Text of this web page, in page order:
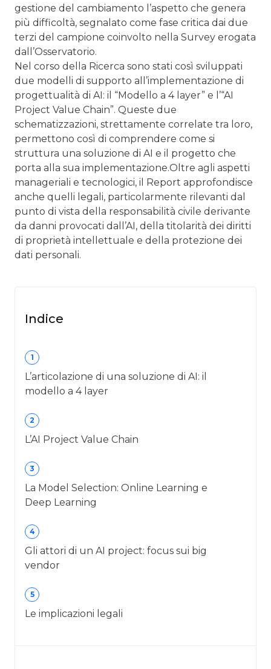
gestione del cambiamento l’aspetto che genera
più difficoltà, segnalato come fase critica dai due
terzi del campione coinvolto nella Survey erogata
dall’Osservatorio.
Nel corso della Ricerca sono stati così sviluppati
due modelli di supporto all’implementazione di
progettualità di AI: il “Modello a 4 layer” e l’“AI
Project Value Chain”. Queste due
schematizzazioni, strettamente correlate tra loro,
permettono così di comprendere come si
struttura una soluzione di AI e il progetto che
porta alla sua implementazione.Oltre agli aspetti
manageriali e tecnologici, il Report approfondisce
anche quelli legali, particolarmente rilevanti dal
punto di vista della responsabilità civile derivante
da danni provocati dall’AI, della titolarità dei diritti
di proprietà intellettuale e della protezione dei
dati personali.
Indice
1
L’articolazione di una soluzione di AI: il
modello a 4 layer
2
L’AI Project Value Chain
3
La Model Selection: Online Learning e
Deep Learning
4
Gli attori di un AI project: focus sui big
vendor
5
Le implicazioni legali